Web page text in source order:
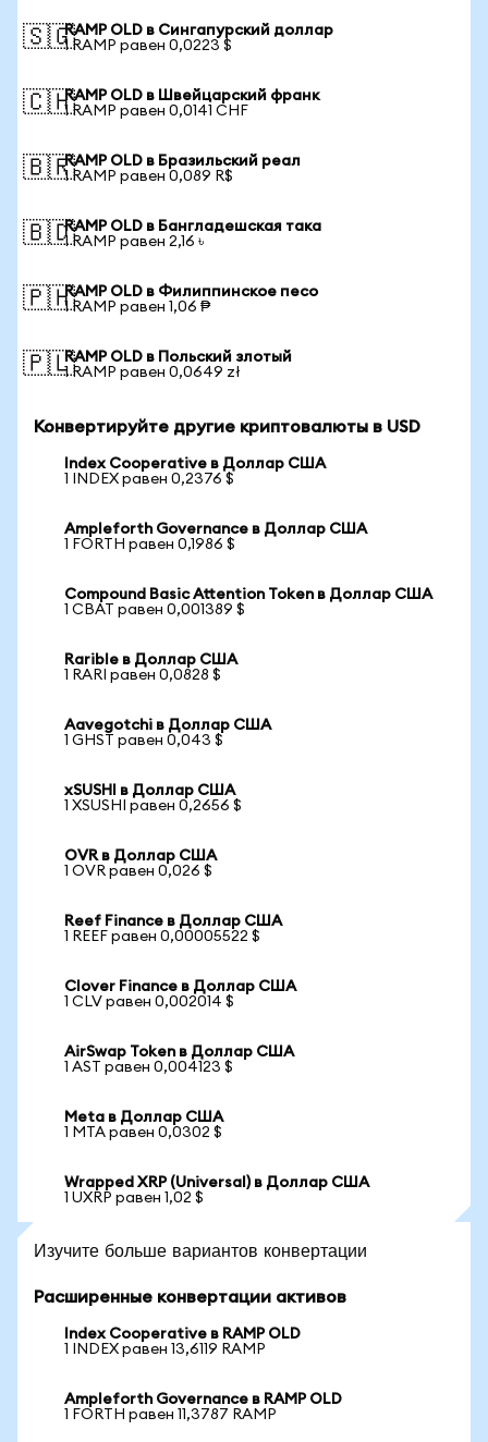
🇸🇬RAMP OLD в Сингапурский доллар
1 RAMP равен 0,0223 $
🇨🇭RAMP OLD в Швейцарский франк
1 RAMP равен 0,0141 CHF
🇧🇷RAMP OLD в Бразильский реал
1 RAMP равен 0,089 R$
🇧🇩RAMP OLD в Бангладешская така
1 RAMP равен 2,16 ৳
🇵🇭RAMP OLD в Филиппинское песо
1 RAMP равен 1,06 ₱
🇵🇱RAMP OLD в Польский злотый
1 RAMP равен 0,0649 zł
Конвертируйте другие криптовалюты в USD
Index Cooperative в Доллар США
1 INDEX равен 0,2376 $
Ampleforth Governance в Доллар США
1 FORTH равен 0,1986 $
Compound Basic Attention Token в Доллар США
1 CBAT равен 0,001389 $
Rarible в Доллар США
1 RARI равен 0,0828 $
Aavegotchi в Доллар США
1 GHST равен 0,043 $
xSUSHI в Доллар США
1 XSUSHI равен 0,2656 $
OVR в Доллар США
1 OVR равен 0,026 $
Reef Finance в Доллар США
1 REEF равен 0,00005522 $
Clover Finance в Доллар США
1 CLV равен 0,002014 $
AirSwap Token в Доллар США
1 AST равен 0,004123 $
Meta в Доллар США
1 MTA равен 0,0302 $
Wrapped XRP (Universal) в Доллар США
1 UXRP равен 1,02 $
Изучите больше вариантов конвертации
Расширенные конвертации активов
Index Cooperative в RAMP OLD
1 INDEX равен 13,6119 RAMP
Ampleforth Governance в RAMP OLD
1 FORTH равен 11,3787 RAMP